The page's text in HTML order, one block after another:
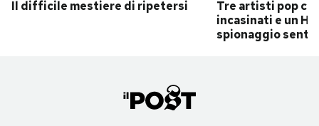
Il difficile mestiere di ripetersi
Tre artisti pop
incasinati e un
spionaggio